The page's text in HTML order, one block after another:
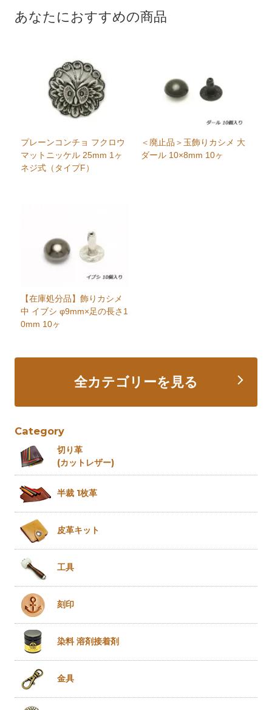
あなたにおすすめの商品
プレーンコンチョ フクロウ
マットニッケル 25mm 1ヶ
ネジ式（タイプF）
＜廃止品＞玉飾りカシメ 大
ダール 10×8mm 10ヶ
【在庫処分品】飾りカシメ
中 イブシ φ9mm×足の長さ1
0mm 10ヶ
全カテゴリーを見る
Category
切り革
(カットレザー)
半裁 1枚革
皮革キット
工具
刻印
染料 溶剤接着剤
金具